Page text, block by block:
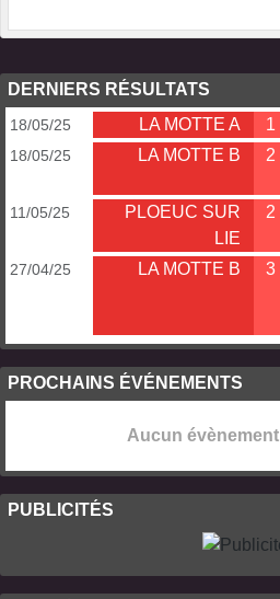
DERNIERS RÉSULTATS
18/05/25 LA MOTTE A 1
18/05/25 LA MOTTE B 2
11/05/25
PLOEUC SUR
LIE
2
27/04/25 LA MOTTE B 3
PROCHAINS ÉVÉNEMENTS
Aucun
PUBLICITÉS